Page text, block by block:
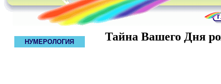
НУМЕРОЛОГИЯ Тайна Вашего Дня